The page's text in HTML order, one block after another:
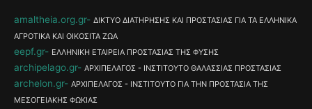
amaltheia.org.gr
ΔΙΚΤΥΟ ΔΙΑΤΗΡΗΣΗΣ ΚΑΙ ΠΡΟΣΤΑΣΙΑΣ ΓΙΑ ΤΑ ΕΛΛΗΝΙΚΑ
ΑΓΡΟΤΙΚΑ ΚΑΙ ΟΙΚΟΣΙΤΑ ΖΩΑ
eepf.gr ΕΛΛΗΝΙΚΗ ΕΤΑΙΡΕΙΑ ΠΡΟΣΤΑΣΙΑΣ ΤΗΣ ΦΥΣΗΣ
archipelago.gr ΑΡΧΙΠΕΛΑΓΟΣ - ΙΝΣΤΙΤΟΥΤΟ ΘΑΛΑΣΣΙΑΣ ΠΡΟΣΤΑΣΙΑΣ
archelon.gr
ΑΡΧΙΠΕΛΑΓΟΣ - ΙΝΣΤΙΤΟΥΤΟ ΓΙΑ ΤΗΝ ΠΡΟΣΤΑΣΙΑ ΤΗΣ
ΜΕΣΟΓΕΙΑΚΗΣ ΦΩΚΙΑΣ